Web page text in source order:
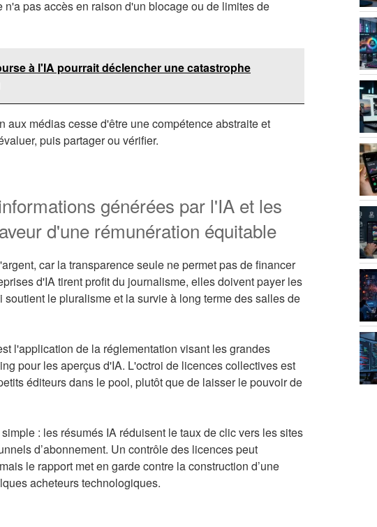
pas accès en raison d'un blocage ou de limites de
à l'IA pourrait déclencher une catastrophe
médias cesse d'être une compétence abstraite et
puis partager ou vérifier.
générées par l'IA et les
d'une rémunération équitable
car la transparence seule ne permet pas de financer
d'IA tirent profit du journalisme, elles doivent payer les
le pluralisme et la survie à long terme des salles de
l'application de la réglementation visant les grandes
pour les aperçus d'IA. L'octroi de licences collectives est
éditeurs dans le pool, plutôt que de laisser le pouvoir de
: les résumés IA réduisent le taux de clic vers les sites
d’abonnement. Un contrôle des licences peut
le rapport met en garde contre la construction d’une
acheteurs technologiques.